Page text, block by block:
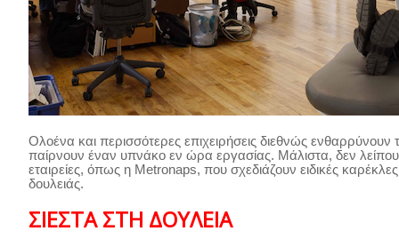
Ολοένα και περισσότερες επιχειρήσεις διεθνώς ενθαρρύνουν
παίρνουν έναν υπνάκο εν ώρα εργασίας. Μάλιστα, δεν
εταιρείες, όπως η Metronaps, που σχεδιάζουν ειδικές
δουλειάς.
ΣΙΕΣΤΑ ΣΤΗ ΔΟΥΛΕΙΑ